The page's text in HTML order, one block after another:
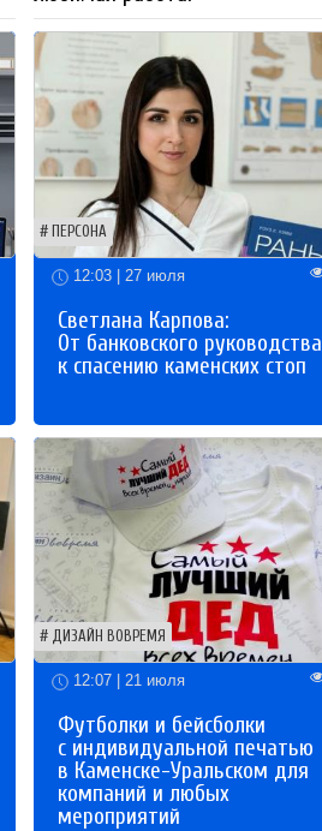
ПЕРСОНА
12:03 | 27 июля
Светлана Карпова:
От банковского руководства
к спасению каменских стоп
ДИЗАЙН ВОВРЕМЯ
12:07 | 21 июля
Футболки и бейсболки
с индивидуальной печатью
в Каменске-Уральском для
компаний и любых
мероприятий